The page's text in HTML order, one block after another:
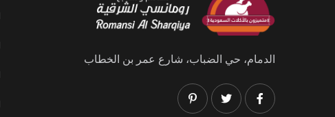
الدمام، حي الضباب، شارع عمر بن الخطاب